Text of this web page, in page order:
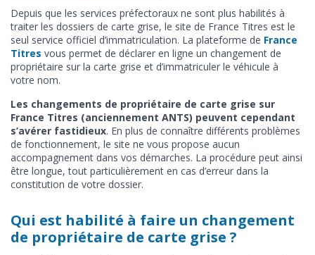
Depuis que les services préfectoraux ne sont plus habilités à
traiter les dossiers de carte grise, le site de France Titres est le
seul service officiel d’immatriculation. La plateforme de France
Titres vous permet de déclarer en ligne un changement de
propriétaire sur la carte grise et d’immatriculer le véhicule à
votre nom.
Les changements de propriétaire de carte grise sur
France Titres (anciennement ANTS) peuvent cependant
s’avérer fastidieux. En plus de connaître différents problèmes
de fonctionnement, le site ne vous propose aucun
accompagnement dans vos démarches. La procédure peut ainsi
être longue, tout particulièrement en cas d’erreur dans la
constitution de votre dossier.
Qui est habilité à faire un changement
de propriétaire de carte grise ?